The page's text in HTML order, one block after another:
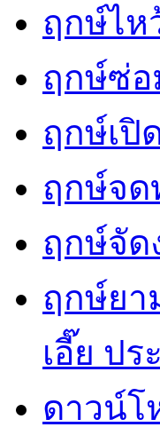
ฤกษ์ไห
ฤกษ์ซ่
ฤกษ์เปิ
ฤกษ์จด
ฤกษ์จัด
ฤกษ์ยา
เอี๊ย ปร
ดาวน์โ